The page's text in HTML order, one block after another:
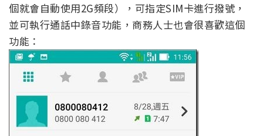
個就會自動使用2G頻段），可指定SIM卡進行撥號，
並可執行通話中錄音功能，商務人士也會很喜歡這個
功能：